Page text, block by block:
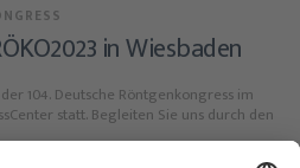
in Wiesbaden
104. Deutsche Röntgenkongress im
statt. Begleiten Sie uns durch den